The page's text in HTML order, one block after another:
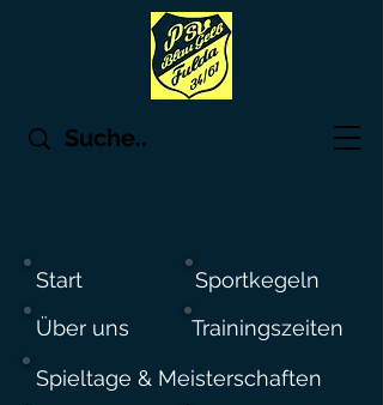
Start
Sportkegeln
Über uns
Trainingszeiten
Spieltage & Meisterschaften